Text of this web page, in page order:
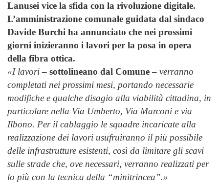
Lanusei vice la sfida con la rivoluzione digitale.
L’amministrazione comunale guidata dal sindaco
Davide Burchi ha annunciato che nei prossimi
giorni inizieranno i lavori per la posa in opera
della fibra ottica.
«I lavori– sottolineano dal Comune– verranno
completati nei prossimi mesi, portando necessarie
modifiche e qualche disagio alla viabilità cittadina, in
particolare nella Via Umberto, Via Marconi e via
Ilbono. Per il cablaggio le squadre incaricate alla
realizzazione dei lavori usufruiranno il più possibile
delle infrastrutture esistenti, così da limitare gli scavi
sulle strade che, ove necessari, verranno realizzati per
lo più con la tecnica della “minitrincea”.»